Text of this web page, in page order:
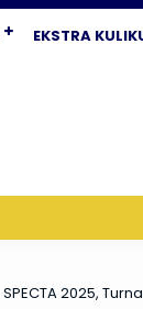
EKSTRA
SPECTA 2025,